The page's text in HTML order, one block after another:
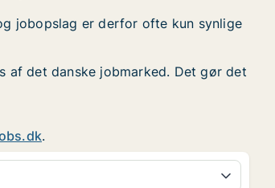
jobopslag er derfor ofte kun synlige
af det danske jobmarked. Det gør det
.